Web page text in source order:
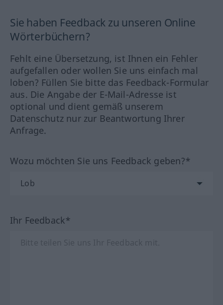
Sie haben Feedback zu unseren Online
Wörterbüchern?
Fehlt eine Übersetzung, ist Ihnen ein Fehler
aufgefallen oder wollen Sie uns einfach mal
loben? Füllen Sie bitte das Feedback-Formular
aus. Die Angabe der E-Mail-Adresse ist
optional und dient gemäß unserem
Datenschutz nur zur Beantwortung Ihrer
Anfrage.
Wozu möchten Sie uns Feedback geben?*
Ihr Feedback*